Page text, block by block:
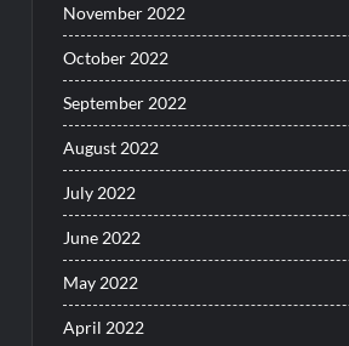
November 2022
October 2022
September 2022
August 2022
July 2022
June 2022
May 2022
April 2022